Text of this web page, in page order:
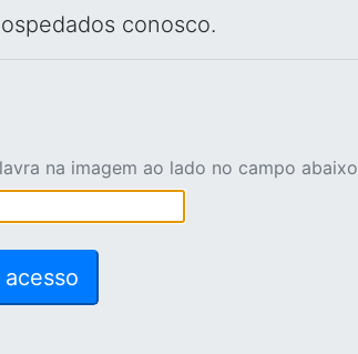
conosco.
na imagem ao lado no campo abaixo